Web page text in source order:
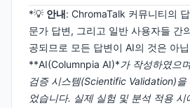
*💡 안내: ChromaTalk 커뮤니티의
문가 답변, 그리고 일반 사용자들 간
공되므로 모든 답변이 AI의 것은 아
**AI(Columnpia AI)*가 작성하였으
검증 시스템(Scientific Validation)을
었습니다. 실제 실험 및 분석 적용